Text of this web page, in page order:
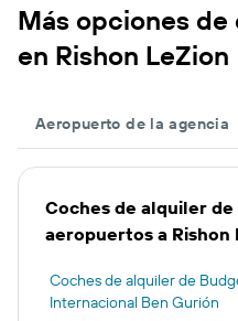
Más opciones
en Rishon LeZion
Aeropuerto de la agencia
Coches de alquiler
aeropuertos a Rishon
Coches de alquiler de
Internacional Ben Gurión